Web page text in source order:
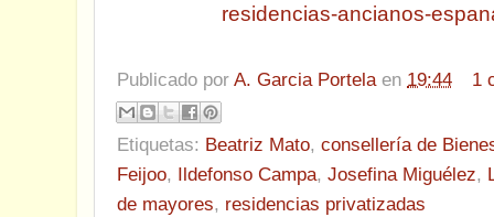
residencias-ancianos-
Publicado por A. Garcia Portela en 19:44 1
Etiquetas: Beatriz Mato, consellería de
Feijoo, Ildefonso Campa, Josefina Miguélez,
de mayores, residencias privatizadas